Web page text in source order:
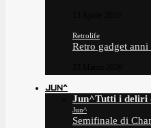
Retrolife
Retro gadget anni
JUN^
Jun^Tutti i deliri
Jun^
Semifinale di